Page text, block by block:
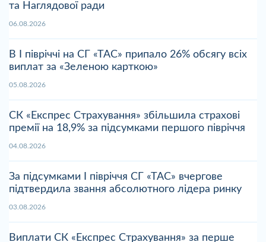
та Наглядової ради
06.08.2026
В І півріччі на СГ «ТАС» припало 26% обсягу всіх
виплат за «Зеленою карткою»
05.08.2026
СК «Експрес Страхування» збільшила страхові
премії на 18,9% за підсумками першого півріччя
04.08.2026
За підсумками І півріччя СГ «ТАС» вчергове
підтвердила звання абсолютного лідера ринку
03.08.2026
Виплати СК «Експрес Страхування» за перше